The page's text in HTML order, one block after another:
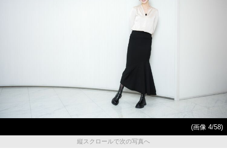
(画像 4/58)
縦スクロールで次の写真へ